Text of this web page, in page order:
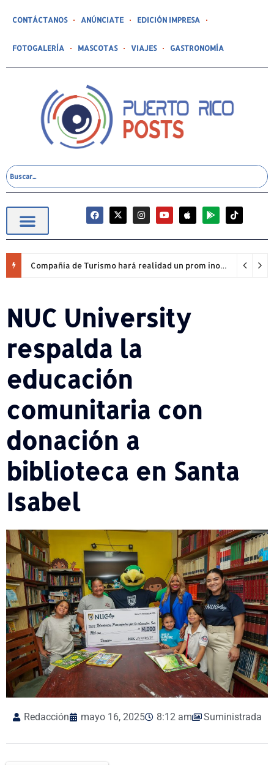
CONTÁCTANOS ANÚNCIATE EDICIÓN IMPRESA
FOTOGALERÍA MASCOTAS VIAJES GASTRONOMÍA
Compañía de Turismo hará realidad un prom inolvidable junto a Jowell para estudiantes de la Escuela Gabriela Mistral
NUC University
respalda la
educación
comunitaria con
donación a
biblioteca en Santa
Isabel
Redacción mayo 16, 2025 8:12 am Suministrada